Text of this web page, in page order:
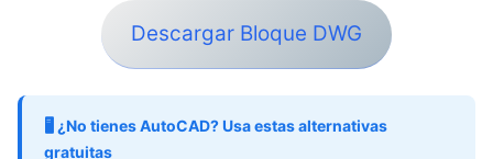
Descargar Bloque DWG
🖥️ ¿No tienes AutoCAD? Usa estas alternativas
gratuitas